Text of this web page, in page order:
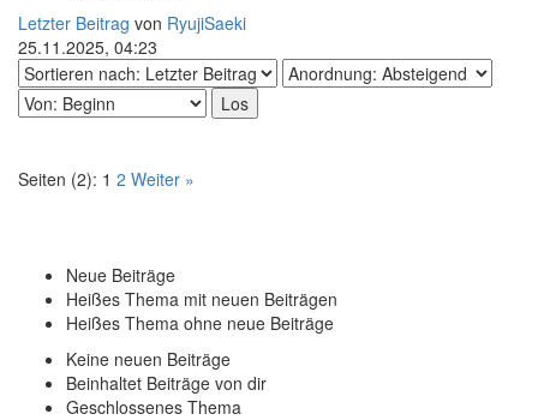
Letzter Beitrag von RyujiSaeki
25.11.2025, 04:23
Seiten (2): 1 2 Weiter »
Neue Beiträge
Heißes Thema mit neuen Beiträgen
Heißes Thema ohne neue Beiträge
Keine neuen Beiträge
Beinhaltet Beiträge von dir
Geschlossenes Thema